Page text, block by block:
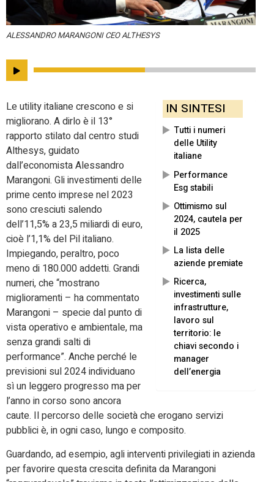
ALESSANDRO MARANGONI CEO ALTHESYS
IN SINTESI
Tutti i numeri
delle Utility
italiane
Performance
Esg stabili
Ottimismo sul
2024, cautela per
il 2025
La lista delle
aziende premiate
Ricerca,
investimenti sulle
infrastrutture,
lavoro sul
territorio: le
chiavi secondo i
manager
dell’energia
Le utility italiane crescono e si
migliorano. A dirlo è il 13°
rapporto stilato dal centro studi
Althesys, guidato
dall’economista Alessandro
Marangoni. Gli investimenti delle
prime cento imprese nel 2023
sono cresciuti salendo
dell’11,5% a 23,5 miliardi di euro,
cioè l’1,1% del Pil italiano.
Impiegando, peraltro, poco
meno di 180.000 addetti. Grandi
numeri, che “mostrano
miglioramenti – ha commentato
Marangoni – specie dal punto di
vista operativo e ambientale, ma
senza grandi salti di
performance”. Anche perché le
previsioni sul 2024 individuano
sì un leggero progresso ma per
l’anno in corso sono ancora
caute. Il percorso delle società che erogano servizi
pubblici è, in ogni caso, lungo e composito.
Guardando, ad esempio, agli interventi privilegiati in azienda
per favorire questa crescita definita da Marangoni